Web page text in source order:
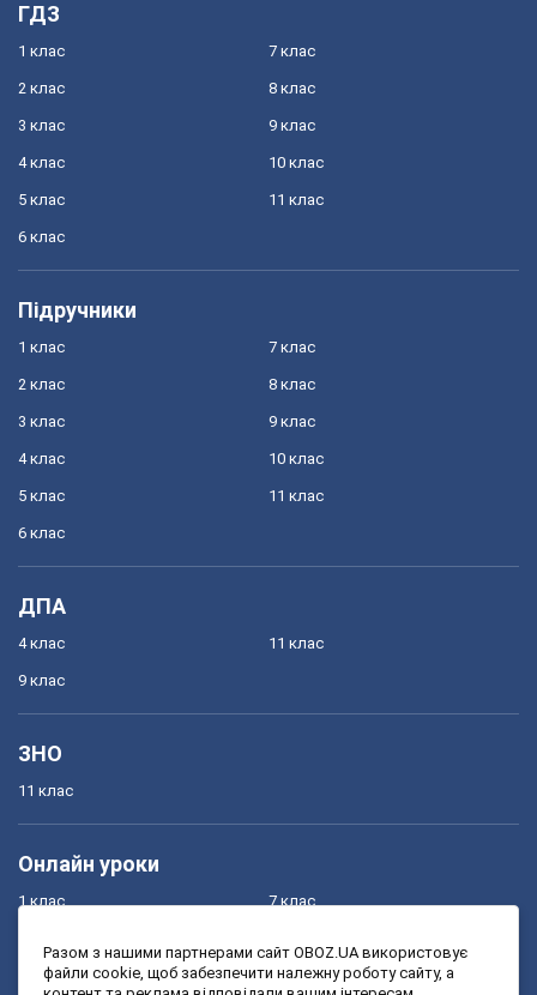
ГДЗ
1 клас
2 клас
3 клас
4 клас
5 клас
6 клас
7 клас
8 клас
9 клас
10 клас
11 клас
Підручники
1 клас
2 клас
3 клас
4 клас
5 клас
6 клас
7 клас
8 клас
9 клас
10 клас
11 клас
ДПА
4 клас
9 клас
11 клас
ЗНО
11 клас
Онлайн уроки
1 клас
3 клас
7 клас
9 клас
Разом з нашими партнерами сайт OBOZ.UA використовує
файли cookie, щоб забезпечити належну роботу сайту, а